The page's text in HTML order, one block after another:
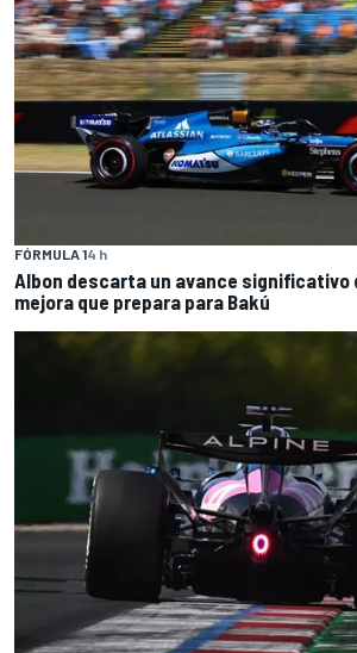
FÓRMULA 14 h
Albon descarta un avance significativo
mejora que prepara para Bakú